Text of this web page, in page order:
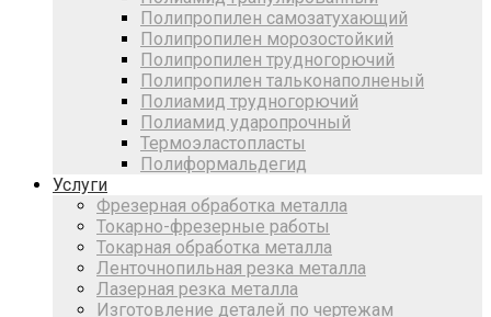
Полипропилен самозатухающий
Полипропилен морозостойкий
Полипропилен трудногорючий
Полипропилен тальконаполненый
Полиамид трудногорючий
Полиамид ударопрочный
Термоэластопласты
Полиформальдегид
Услуги
Фрезерная обработка металла
Токарно-фрезерные работы
Токарная обработка металла
Ленточнопильная резка металла
Лазерная резка металла
Изготовление деталей по чертежам